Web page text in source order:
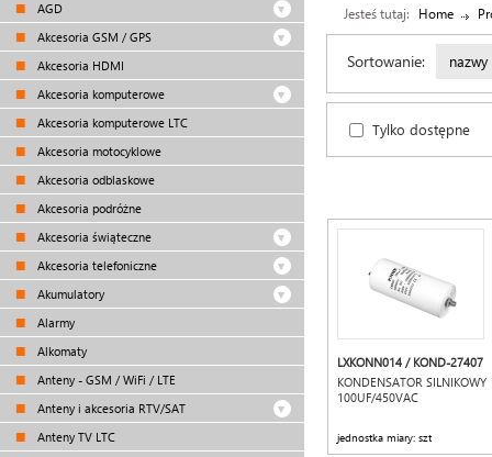
AGD
Akcesoria GSM / GPS
Akcesoria HDMI
Akcesoria komputerowe
Akcesoria komputerowe LTC
Akcesoria motocyklowe
Akcesoria odblaskowe
Akcesoria podróżne
Akcesoria świąteczne
Akcesoria telefoniczne
Akumulatory
Alarmy
Alkomaty
Anteny - GSM / WiFi / LTE
Anteny i akcesoria RTV/SAT
Anteny TV LTC
Jesteś tutaj: Home
Sortowanie: nazwy
Tylko dostępne
LXKONN014 / KOND-27407
KONDENSATOR SILNIKOWY
100UF/450VAC
jednostka miary: szt